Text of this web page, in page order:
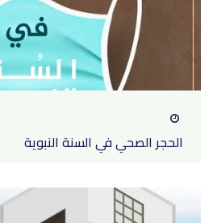
الحجر الصحي في السنة النبوية